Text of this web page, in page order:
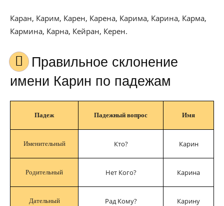
Каран, Карим, Карен, Карена, Карима, Карина, Карма,
Кармина, Карна, Кейран, Керен.
Правильное склонение
имени Карин по падежам
Падеж Падежный вопрос Имя
Именительный Кто? Карин
Родительный Нет Кого? Карина
Дательный Рад Кому? Карину